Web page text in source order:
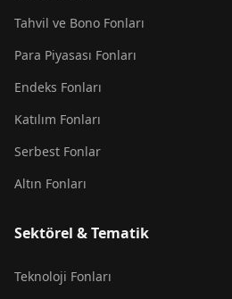
Tahvil ve Bono Fonları
Para Piyasası Fonları
Endeks Fonları
Katılım Fonları
Serbest Fonlar
Altın Fonları
Sektörel & Tematik
Teknoloji Fonları